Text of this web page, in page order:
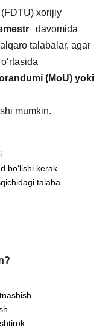
(FDTU) xorijiy
davomida
talabalar, agar
(MoU) yoki
mumkin.
bo‘lishi kerak
talaba